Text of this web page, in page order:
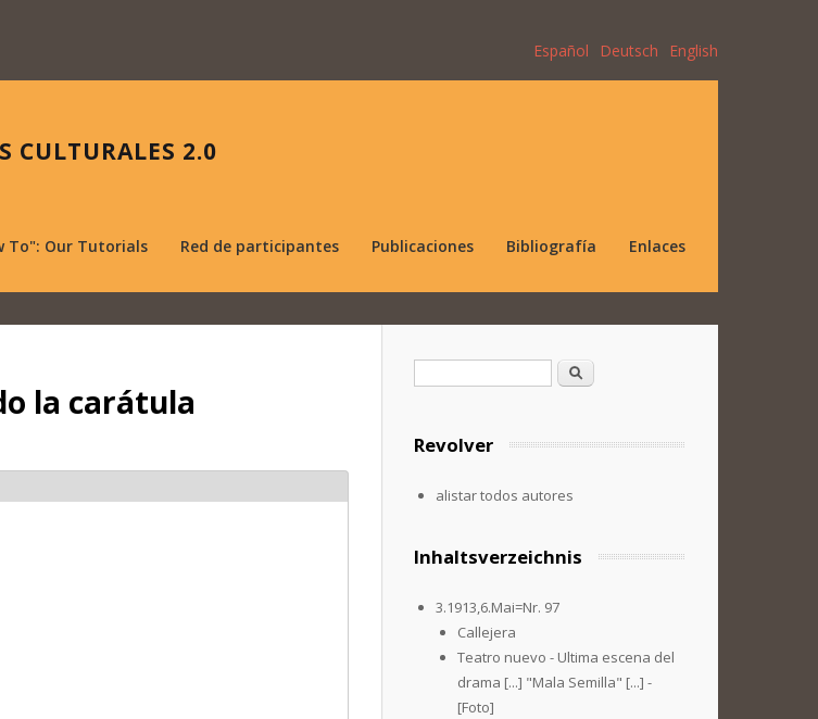
Español Deutsch English
CULTURALES 2.0
To": Our Tutorials Red de participantes Publicaciones Bibliografía Enlaces
la carátula
Formulario de búsqueda
Buscar
Revolver
alistar todos autores
Inhaltsverzeichnis
3.1913,6.Mai=Nr. 97
Callejera
Teatro nuevo - Ultima escena del
drama [...] "Mala Semilla" [...] -
[Foto]